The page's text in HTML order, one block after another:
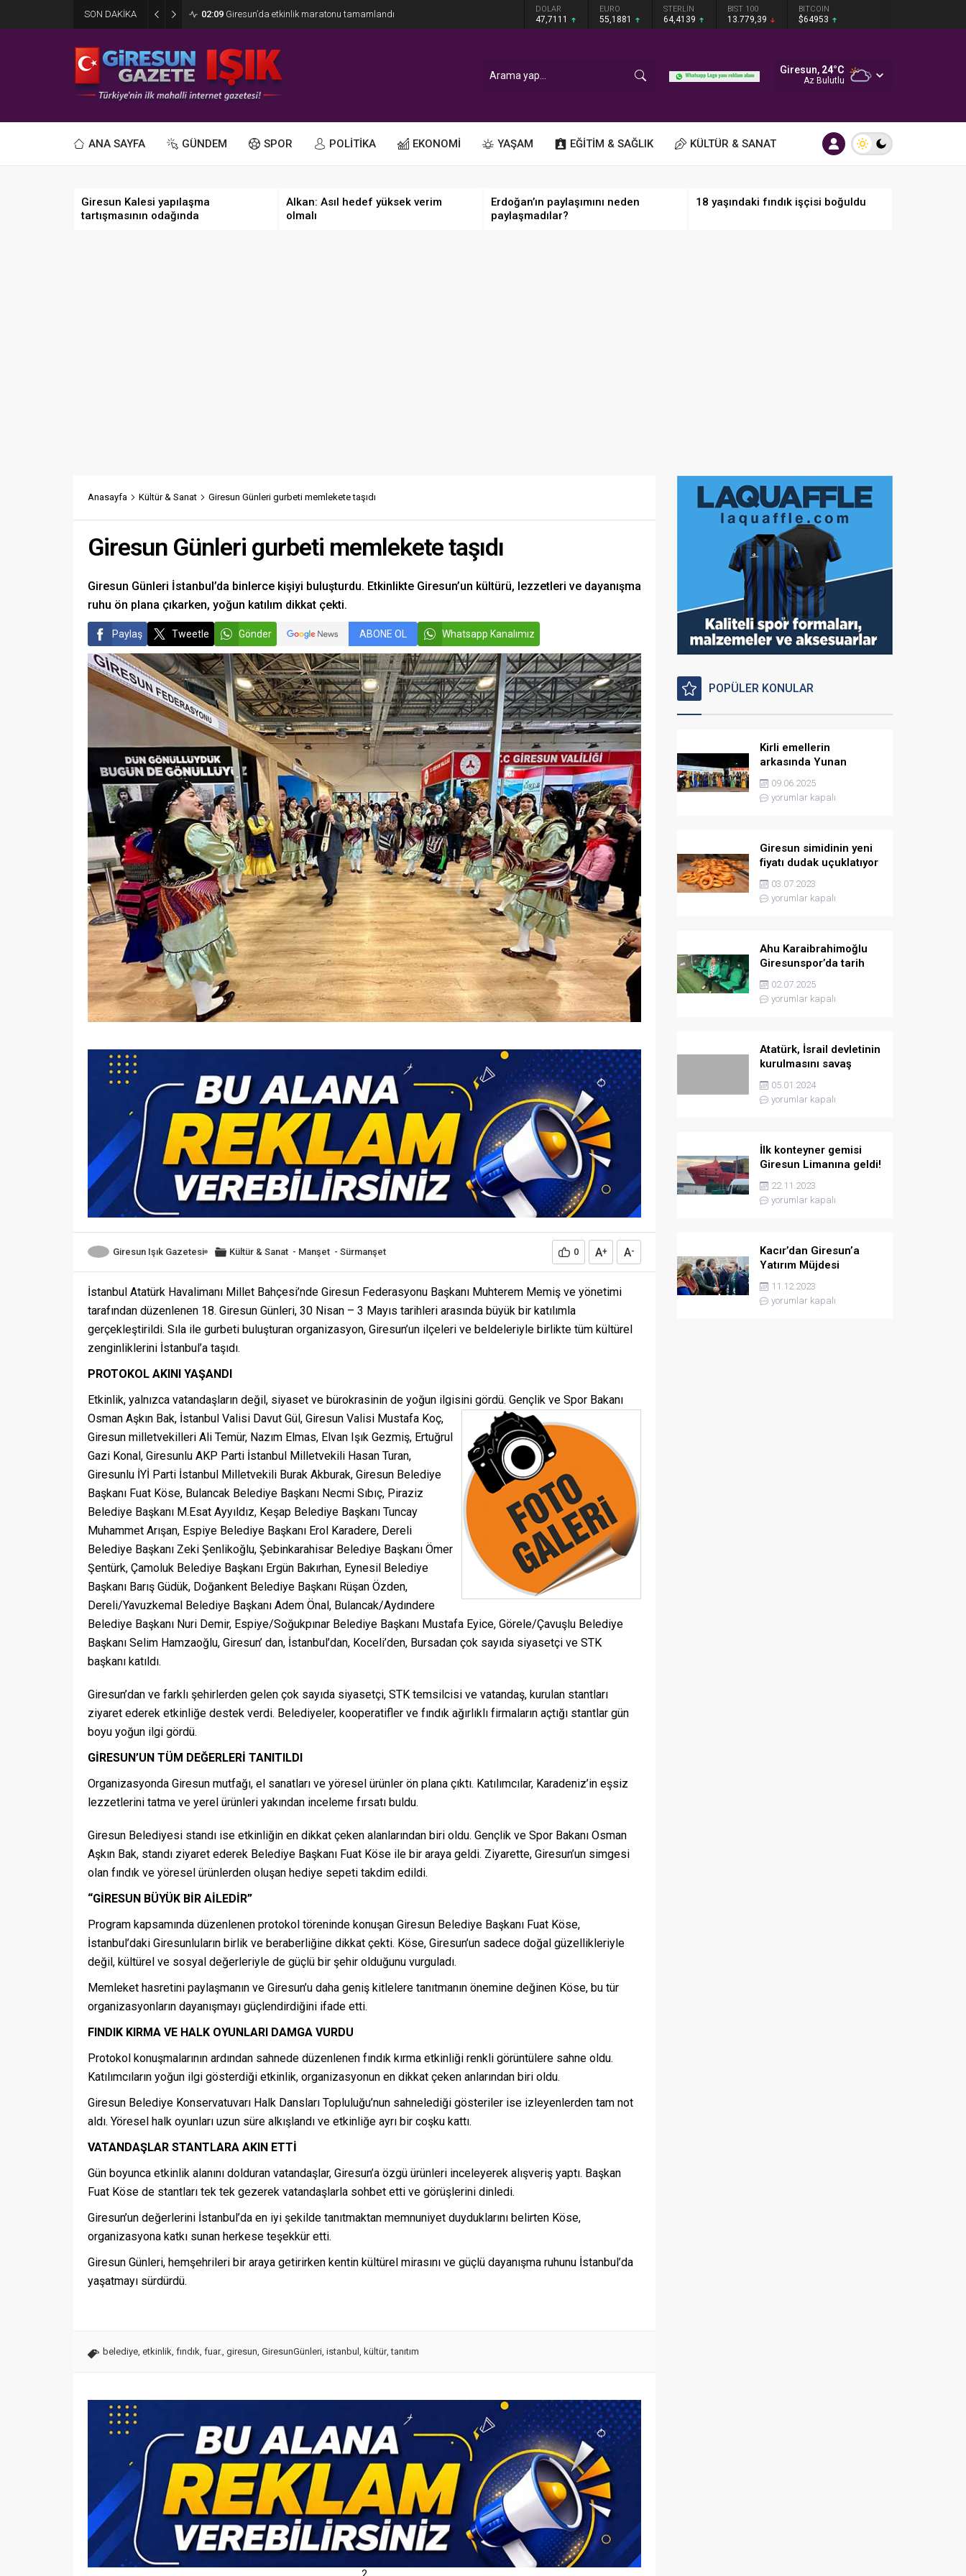
SON DAKİKA 02:09 Giresun’da etkinlik maratonu tamamlandı DOLAR
47,7111
EURO
55,1881
STERLİN
64,4139
BIST 100
13.779,39
BITCOIN
$64953
Giresun, 24°C
Az Bulutlu
ANA SAYFA GÜNDEM SPOR POLİTİKA EKONOMİ YAŞAM EĞİTİM & SAĞLIK KÜLTÜR & SANAT
Giresun Kalesi yapılaşma
tartışmasının odağında
Alkan: Asıl hedef yüksek verim
olmalı
Erdoğan’ın paylaşımını neden
paylaşmadılar?
18 yaşındaki fındık işçisi boğuldu
Anasayfa Kültür & Sanat Giresun Günleri gurbeti memlekete taşıdı
Giresun Günleri gurbeti memlekete taşıdı
Giresun Günleri İstanbul’da binlerce kişiyi buluşturdu. Etkinlikte Giresun’un kültürü, lezzetleri ve dayanışma
ruhu ön plana çıkarken, yoğun katılım dikkat çekti.
Paylaş Tweetle Gönder ABONE OL Whatsapp Kanalımız
Giresun Işık Gazetesi Kültür & Sanat - Manşet - Sürmanşet 0 A+ A-
İstanbul Atatürk Havalimanı Millet Bahçesi’nde Giresun Federasyonu Başkanı Muhterem Memiş ve yönetimi
tarafından düzenlenen 18. Giresun Günleri, 30 Nisan – 3 Mayıs tarihleri arasında büyük bir katılımla
gerçekleştirildi. Sıla ile gurbeti buluşturan organizasyon, Giresun’un ilçeleri ve beldeleriyle birlikte tüm kültürel
zenginliklerini İstanbul’a taşıdı.
PROTOKOL AKINI YAŞANDI
Etkinlik, yalnızca vatandaşların değil, siyaset ve bürokrasinin de yoğun ilgisini gördü. Gençlik ve Spor Bakanı
Osman Aşkın Bak, İstanbul Valisi Davut Gül, Giresun Valisi Mustafa Koç,
Giresun milletvekilleri Ali Temür, Nazım Elmas, Elvan Işık Gezmiş, Ertuğrul
Gazi Konal, Giresunlu AKP Parti İstanbul Milletvekili Hasan Turan,
Giresunlu İYİ Parti İstanbul Milletvekili Burak Akburak, Giresun Belediye
Başkanı Fuat Köse, Bulancak Belediye Başkanı Necmi Sıbıç, Piraziz
Belediye Başkanı M.Esat Ayyıldız, Keşap Belediye Başkanı Tuncay
Muhammet Arışan, Espiye Belediye Başkanı Erol Karadere, Dereli
Belediye Başkanı Zeki Şenlikoğlu, Şebinkarahisar Belediye Başkanı Ömer
Şentürk, Çamoluk Belediye Başkanı Ergün Bakırhan, Eynesil Belediye
Başkanı Barış Güdük, Doğankent Belediye Başkanı Rüşan Özden,
Dereli/Yavuzkemal Belediye Başkanı Adem Önal, Bulancak/Aydındere
Belediye Başkanı Nuri Demir, Espiye/Soğukpınar Belediye Başkanı Mustafa Eyice, Görele/Çavuşlu Belediye
Başkanı Selim Hamzaoğlu, Giresun’ dan, İstanbul’dan, Koceli’den, Bursadan çok sayıda siyasetçi ve STK
başkanı katıldı.
Giresun’dan ve farklı şehirlerden gelen çok sayıda siyasetçi, STK temsilcisi ve vatandaş, kurulan stantları
ziyaret ederek etkinliğe destek verdi. Belediyeler, kooperatifler ve fındık ağırlıklı firmaların açtığı stantlar gün
boyu yoğun ilgi gördü.
GİRESUN’UN TÜM DEĞERLERİ TANITILDI
Organizasyonda Giresun mutfağı, el sanatları ve yöresel ürünler ön plana çıktı. Katılımcılar, Karadeniz’in eşsiz
lezzetlerini tatma ve yerel ürünleri yakından inceleme fırsatı buldu.
Giresun Belediyesi standı ise etkinliğin en dikkat çeken alanlarından biri oldu. Gençlik ve Spor Bakanı Osman
Aşkın Bak, standı ziyaret ederek Belediye Başkanı Fuat Köse ile bir araya geldi. Ziyarette, Giresun’un simgesi
olan fındık ve yöresel ürünlerden oluşan hediye sepeti takdim edildi.
“GİRESUN BÜYÜK BİR AİLEDİR”
Program kapsamında düzenlenen protokol töreninde konuşan Giresun Belediye Başkanı Fuat Köse,
İstanbul’daki Giresunluların birlik ve beraberliğine dikkat çekti. Köse, Giresun’un sadece doğal güzellikleriyle
değil, kültürel ve sosyal değerleriyle de güçlü bir şehir olduğunu vurguladı.
Memleket hasretini paylaşmanın ve Giresun’u daha geniş kitlelere tanıtmanın önemine değinen Köse, bu tür
organizasyonların dayanışmayı güçlendirdiğini ifade etti.
FINDIK KIRMA VE HALK OYUNLARI DAMGA VURDU
Protokol konuşmalarının ardından sahnede düzenlenen fındık kırma etkinliği renkli görüntülere sahne oldu.
Katılımcıların yoğun ilgi gösterdiği etkinlik, organizasyonun en dikkat çeken anlarından biri oldu.
Giresun Belediye Konservatuvarı Halk Dansları Topluluğu’nun sahnelediği gösteriler ise izleyenlerden tam not
aldı. Yöresel halk oyunları uzun süre alkışlandı ve etkinliğe ayrı bir coşku kattı.
VATANDAŞLAR STANTLARA AKIN ETTİ
Gün boyunca etkinlik alanını dolduran vatandaşlar, Giresun’a özgü ürünleri inceleyerek alışveriş yaptı. Başkan
Fuat Köse de stantları tek tek gezerek vatandaşlarla sohbet etti ve görüşlerini dinledi.
Giresun’un değerlerini İstanbul’da en iyi şekilde tanıtmaktan memnuniyet duyduklarını belirten Köse,
organizasyona katkı sunan herkese teşekkür etti.
Giresun Günleri, hemşehrileri bir araya getirirken kentin kültürel mirasını ve güçlü dayanışma ruhunu İstanbul’da
yaşatmayı sürdürdü.
belediye etkinlik fındık fuar. giresun GiresunGünleri istanbul kültür,tanıtım
POPÜLER KONULAR
Kirli emellerin
arkasında Yunan
istihbaratı var
09.06.2025
yorumlar kapalı
Giresun simidinin yeni
fiyatı dudak uçuklatıyor
03.07.2023
yorumlar kapalı
Ahu Karaibrahimoğlu
Giresunspor’da tarih
yazmaya hazırlanıyor
02.07.2025
yorumlar kapalı
Atatürk, İsrail devletinin
kurulmasını savaş
sebebi olarak ilân
etmişti
05.01.2024
yorumlar kapalı
İlk konteyner gemisi
Giresun Limanına geldi!
22.11.2023
yorumlar kapalı
Kacır’dan Giresun’a
Yatırım Müjdesi
11.12.2023
yorumlar kapalı